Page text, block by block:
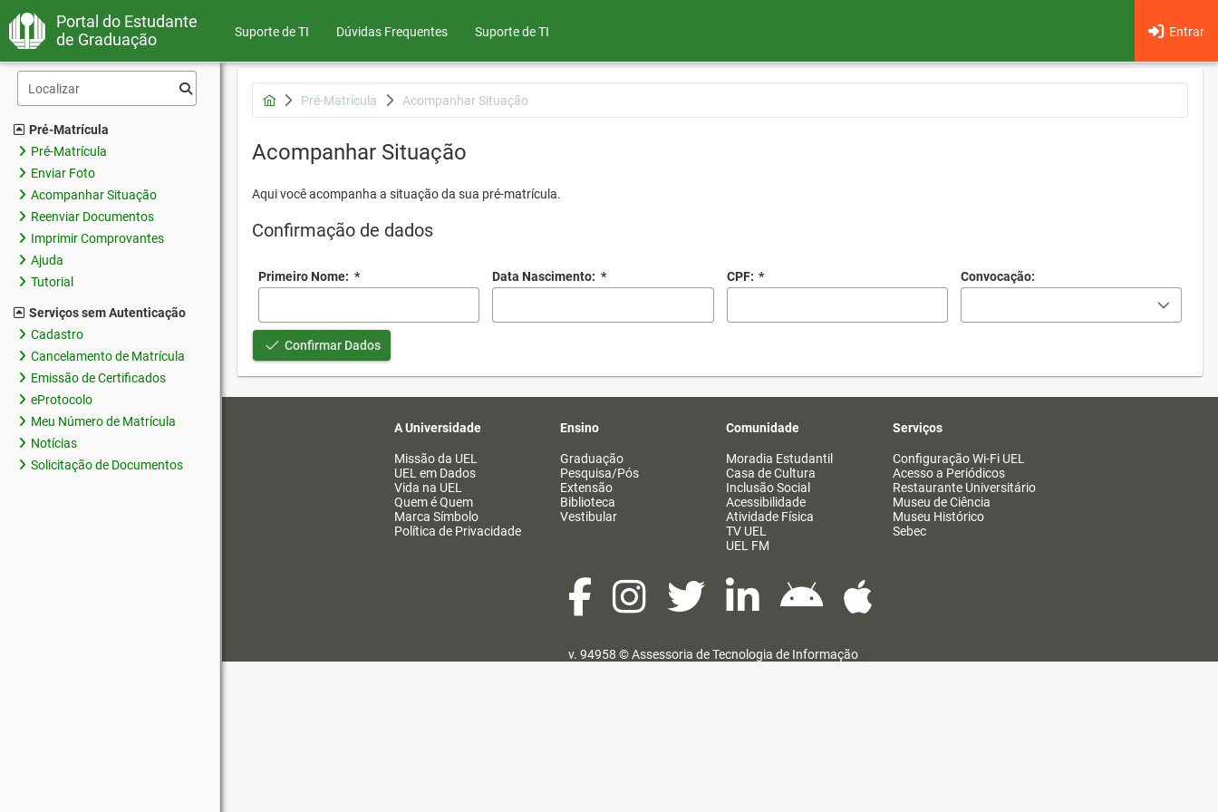
Portal do Estudante
de Graduação
Suporte de TI Dúvidas Frequentes Entrar
Suporte de TI
Pré-Matrícula
Pré-Matrícula
Enviar Foto
Acompanhar Situação
Reenviar Documentos
Imprimir Comprovantes
Ajuda
Tutorial
Serviços sem Autenticação
Cadastro
Cancelamento de Matrícula
Emissão de Certificados
eProtocolo
Meu Número de Matrícula
Notícias
Solicitação de Documentos
Pré-Matrícula Acompanhar Situação
Acompanhar Situação
Aqui você acompanha a situação da sua pré-matrícula.
Confirmação de dados
Primeiro Nome: * Data Nascimento: * CPF: * Convocação:
Confirmar Dados
A Universidade
Missão da UEL
UEL em Dados
Vida na UEL
Quem é Quem
Marca Símbolo
Política de Privacidade
Ensino
Graduação
Pesquisa/Pós
Extensão
Biblioteca
Vestibular
Comunidade
Moradia Estudantil
Casa de Cultura
Inclusão Social
Acessibilidade
Atividade Física
TV UEL
UEL FM
Serviços
Configuração Wi-Fi UEL
Acesso a Periódicos
Restaurante Universitário
Museu de Ciência
Museu Histórico
Sebec
v. 94958 ©Assessoria de Tecnologia de Informação